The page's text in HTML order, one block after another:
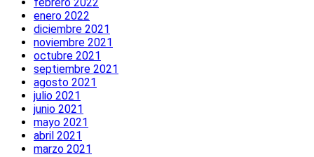
enero 2022
diciembre 2021
noviembre 2021
octubre 2021
septiembre 2021
agosto 2021
julio 2021
junio 2021
mayo 2021
abril 2021
marzo 2021